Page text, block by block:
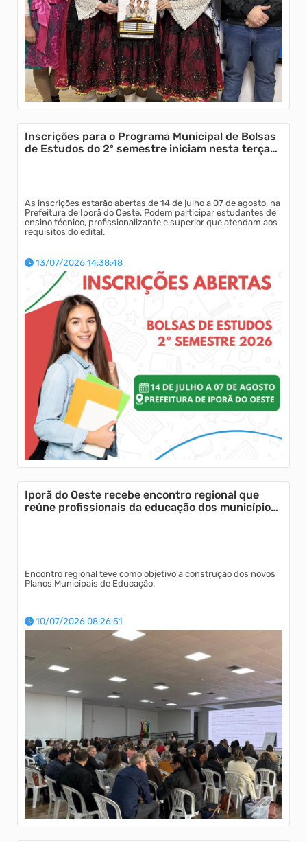
Inscrições para o Programa Municipal de Bolsas
de Estudos do 2º semestre iniciam nesta terça-
As inscrições estarão abertas de 14 de julho a 07 de agosto, na
Prefeitura de Iporã do Oeste. Podem participar estudantes de
ensino técnico, profissionalizante e superior que atendam aos
requisitos do edital.
13/07/2026 14:38:48
Iporã do Oeste recebe encontro regional que
reúne profissionais da educação dos municípios
Encontro regional teve como objetivo a construção dos novos
Planos Municipais de Educação.
10/07/2026 08:26:51